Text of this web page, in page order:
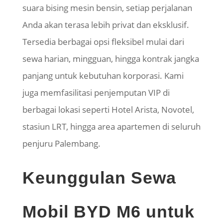
suara bising mesin bensin, setiap perjalanan
Anda akan terasa lebih privat dan eksklusif.
Tersedia berbagai opsi fleksibel mulai dari
sewa harian, mingguan, hingga kontrak jangka
panjang untuk kebutuhan korporasi. Kami
juga memfasilitasi penjemputan VIP di
berbagai lokasi seperti Hotel Arista, Novotel,
stasiun LRT, hingga area apartemen di seluruh
penjuru Palembang.
Keunggulan Sewa
Mobil BYD M6 untuk